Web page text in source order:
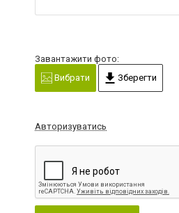
Завантажити фото:
Вибрати
Зберегти
Авторизуватись